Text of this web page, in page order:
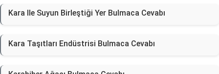
Kara Ile Suyun Birleştiği Yer Bulmaca Cevabı
Kara Taşıtları Endüstrisi Bulmaca Cevabı